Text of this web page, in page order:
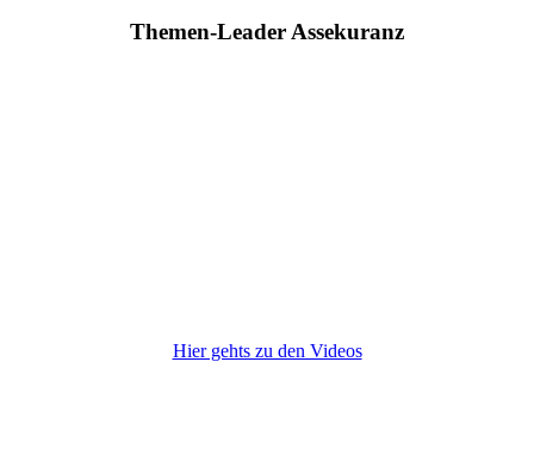
Themen-Leader Assekuranz
Hier gehts zu den Videos